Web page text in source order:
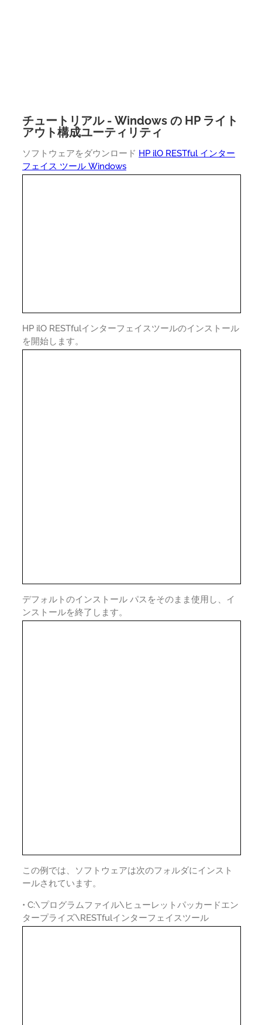
チュートリアル - Windows の HP ライト
アウト構成ユーティリティ
ソフトウェアをダウンロード HP ilO RESTful インター
フェイス ツール Windows
HP ilO RESTfulインターフェイスツールのインストール
を開始します。
デフォルトのインストール パスをそのまま使用し、イ
ンストールを終了します。
この例では、ソフトウェアは次のフォルダにインスト
ールされています。
• C:\プログラムファイル\ヒューレットパッカードエン
タープライズ\RESTfulインターフェイスツール